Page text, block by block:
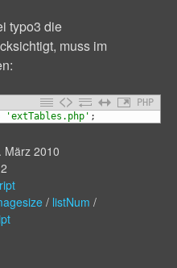
typo3 die
muss im
PHP
'extTables.php' ;
März 2010
/ listNum /